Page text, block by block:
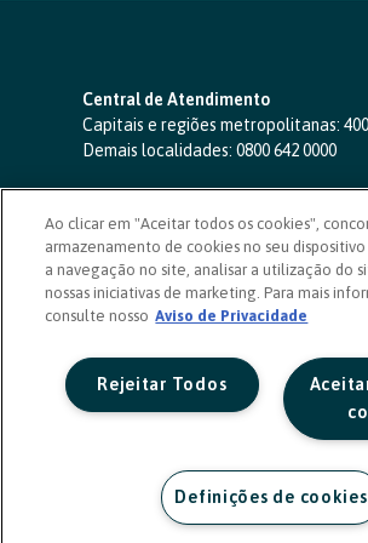
Central de Atendimento
Capitais e regiões metropolitanas:
Demais localidades: 0800 642 0000
SAC 24 horas-0800 724 4420
Ouvidoria
0800 725 0996
(de segunda a sexta,
ouvidoriasicoob.com.br
Deficientes auditivos ou de fala
Ao clicar em "Aceitar todos os cookies",
armazenamento de cookies no seu
a navegação no site, analisar a utilização do
nossas iniciativas de marketing. Para mais
consulte nosso Aviso de Privacidade
Rejeitar Todos
Definições de cookies